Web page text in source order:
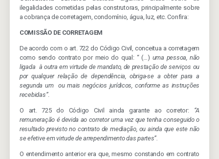
ilegalidades cometidas pelas construtoras, principalmente sobre
a cobrança de corretagem, condomínio, água, luz, etc. Confira:
COMISSÃO DE CORRETAGEM
De acordo com o art. 722 do Código Civil, conceitua a corretagem
como sendo contrato por meio do qual: “ (…) uma pessoa, não
ligada à outra em virtude de mandato, de prestação de serviços ou
por qualquer relação de dependência, obriga-se a obter para a
segunda um ou mais negócios jurídicos, conforme as instruções
recebidas”.
O art. 725 do Código Civil ainda garante ao corretor: “A
remuneração é devida ao corretor uma vez que tenha conseguido o
resultado previsto no contrato de mediação, ou ainda que este não
se efetive em virtude de arrependimento das partes”.
O entendimento anterior era que, mesmo constando em contrato